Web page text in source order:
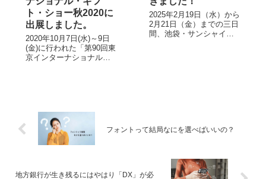
ト・ショー秋2020に
出展しました。
2020年10月7日(水)～9日
(金)に行われた「第90回東
京インターナショナル・
ポートします！ 展示会概
要 “「驚き」「感動」...
2025年2月19日（水）から
2月21日（金）までの三日
間、池袋・サンシャイン
フォントって結局なにを選べばいいの？
地方銀行が生き残るにはやはり「DX」が必